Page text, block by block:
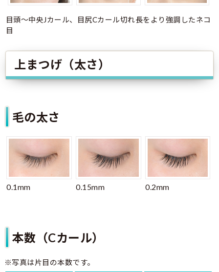
目頭～中央Jカール、目尻Cカール切れ長をより強調したネコ
目
上まつげ（太さ）
毛の太さ
0.1mm 0.15mm 0.2mm
本数（Cカール）
※写真は片目の本数です。